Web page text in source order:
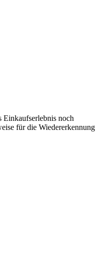
Einkaufserlebnis noch
für die Wiedererkennung